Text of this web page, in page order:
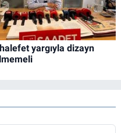
yargıyla dizayn